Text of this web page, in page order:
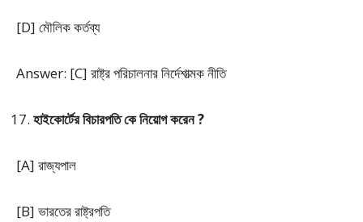
[D] মৌলিক কৰ্তব্য
Answer: [C] রাষ্ট্র পরিচালনার নির্দেশাত্মক নীতি
হাইকোর্টের বিচারপতি কে নিয়োগ করেন ?
[A] রাজ্যপাল
[B] ভারতের রাষ্ট্রপতি